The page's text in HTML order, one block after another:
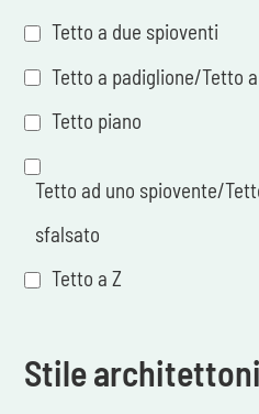
Tetto a due spioventi
Tetto a padiglione/Tetto
Tetto piano
Tetto ad uno spiovente/
sfalsato
Tetto a Z
Stile